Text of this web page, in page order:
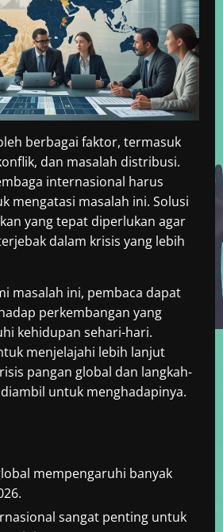
berbagai faktor, termasuk
dan masalah distribusi.
internasional harus
mengatasi masalah ini. Solusi
yang tepat diperlukan agar
dalam krisis yang lebih
masalah ini, pembaca dapat
perkembangan yang
kehidupan sehari-hari.
menjelajahi lebih lanjut
pangan global dan langkah-
untuk menghadapinya.
mempengaruhi banyak
sangat penting untuk